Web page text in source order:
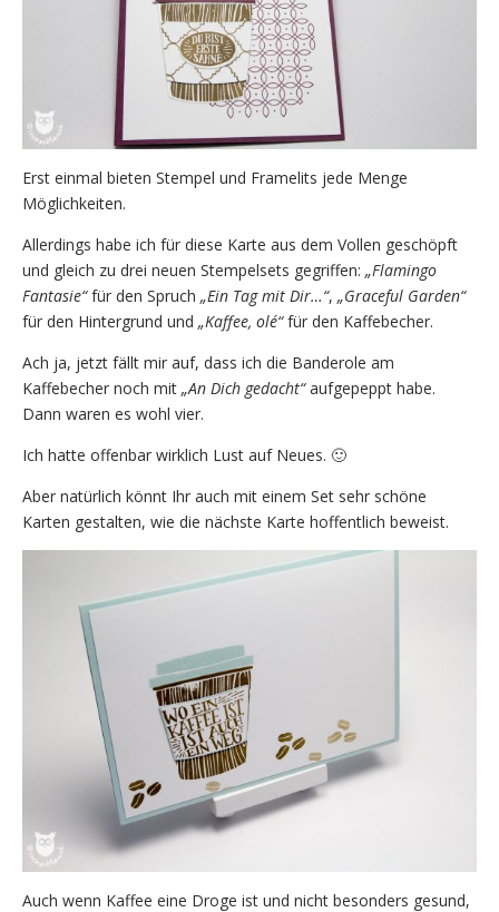
Erst einmal bieten Stempel und Framelits jede Menge
Möglichkeiten.
Allerdings habe ich für diese Karte aus dem Vollen geschöpft
und gleich zu drei neuen Stempelsets gegriffen: „Flamingo
Fantasie“für den Spruch „Ein Tag mit Dir…“, „Graceful Garden“
für den Hintergrund und „Kaffee, olé“für den Kaffebecher.
Ach ja, jetzt fällt mir auf, dass ich die Banderole am
Kaffebecher noch mit „An Dich gedacht“aufgepeppt habe.
Dann waren es wohl vier.
Ich hatte offenbar wirklich Lust auf Neues. 🙂
Aber natürlich könnt Ihr auch mit einem Set sehr schöne
Karten gestalten, wie die nächste Karte hoffentlich beweist.
Auch wenn Kaffee eine Droge ist und nicht besonders gesund,